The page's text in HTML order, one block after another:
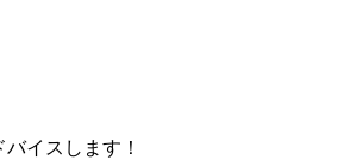
イスします！